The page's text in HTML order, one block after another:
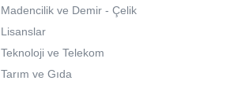
Madencilik ve Demir - Çelik
Lisanslar
Teknoloji ve Telekom
Tarım ve Gıda